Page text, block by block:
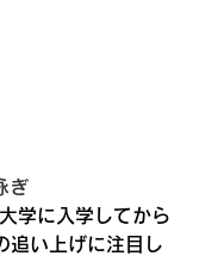
ぎ
学に入学してから
追い上げに注目し